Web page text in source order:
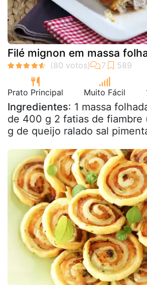
Filé mignon em massa
Prato Principal Muito Fácil
Ingredientes: 1 massa
de 400 g 2 fatias de fiambre
g de queijo ralado sal